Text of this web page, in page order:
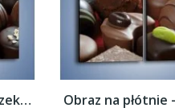
Obraz na płótnie – Czekoladowe praliny z...